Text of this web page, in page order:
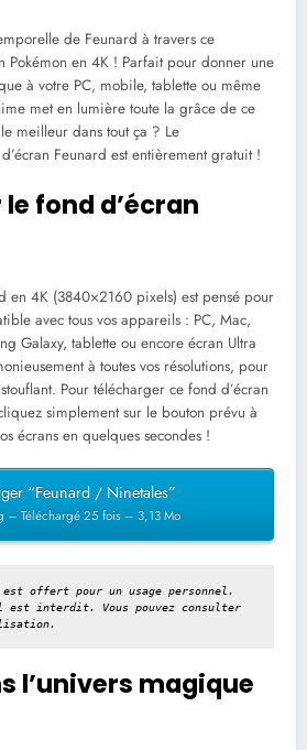
de Feunard à travers ce
Pokémon en 4K ! Parfait pour donner une
à votre PC, mobile, tablette ou même
met en lumière toute la grâce de ce
meilleur dans tout ça ? Le
Feunard est entièrement gratuit !
fond d’écran
en 4K (3840×2160 pixels) est pensé pour
avec tous vos appareils : PC, Mac,
Galaxy, tablette ou encore écran Ultra
à toutes vos résolutions, pour
Pour télécharger ce fond d’écran
simplement sur le bouton prévu à
écrans en quelques secondes !
“Feunard / Ninetales”
– Téléchargé 25 fois – 3,13 Mo
est offert pour un usage personnel.
est interdit. Vous pouvez consulter
.
l’univers magique